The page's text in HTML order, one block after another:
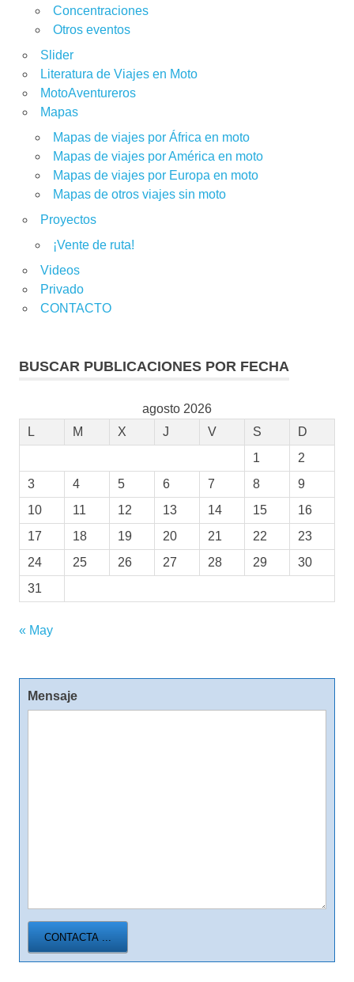
Concentraciones
Otros eventos
Slider
Literatura de Viajes en Moto
MotoAventureros
Mapas
Mapas de viajes por África en moto
Mapas de viajes por América en moto
Mapas de viajes por Europa en moto
Mapas de otros viajes sin moto
Proyectos
¡Vente de ruta!
Videos
Privado
CONTACTO
BUSCAR PUBLICACIONES POR FECHA
agosto 2026
L
M X J V S
D
1
2
3
4 5 6 7 8
9
10
11 12 13 14 15
16
17
18 19 20 21 22
23
24
25 26 27 28 29
30
31
« May
Mensaje
CONTACTA ...